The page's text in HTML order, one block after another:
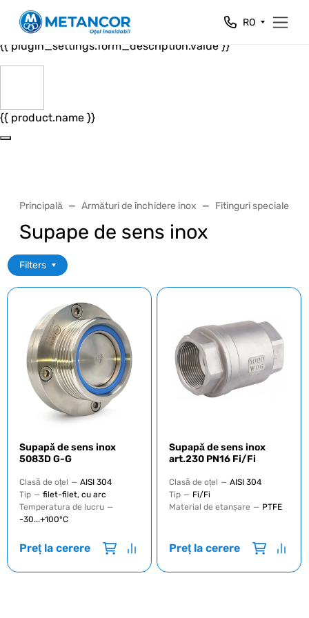
Close
{{ plugin_settings.form_header.value }}
{{ plugin_settings.form_description.value }}
{{ product.name }}
RO
Principală Armături de închidere inox Fitinguri speciale
Supape de sens inox
Filters
Supapă de sens inox
5083D G-G
Clasă de oțel — AISI 304
Tip — filet-filet, cu arc
Temperatura de lucru —
-30...+100°C
Preț la cerere
Supapă de sens inox
art.230 PN16 Fi/Fi
Clasă de oțel — AISI 304
Tip — Fi/Fi
Material de etanșare — PTFE
Preț la cerere